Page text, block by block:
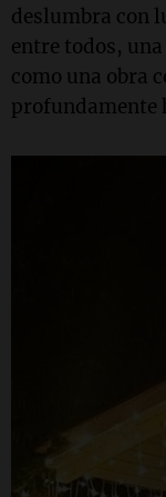
deslumbra con
entre todos,
como una obra
profundamente